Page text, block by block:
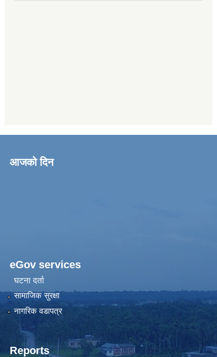
आजको दिन
eGov services
घटना दर्ता
सामाजिक सुरक्षा
नागरिक वडापत्र
Reports